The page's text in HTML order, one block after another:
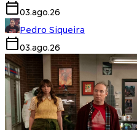
03.ago.26
Pedro Siqueira
03.ago.26